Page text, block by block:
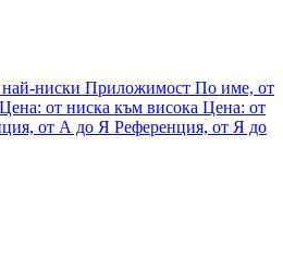
ниски Приложимост По име, от
Цена: от ниска към висока Цена: от
от А до Я Референция, от Я до